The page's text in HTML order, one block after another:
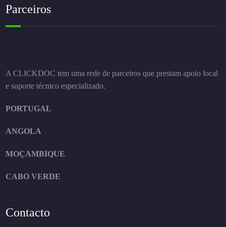
Parceiros
A CLICKDOC tem uma rede de parceiros que prestam apoio local
e suporte técnico especializado.
PORTUGAL
ANGOLA
MOÇAMBIQUE
CABO VERDE
Contacto